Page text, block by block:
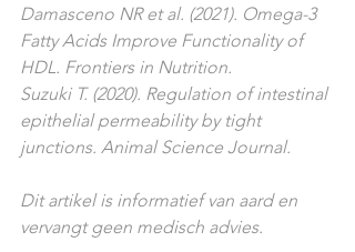
Damasceno NR et al. (2021). Omega-3
Fatty Acids Improve Functionality of
HDL. Frontiers in Nutrition.
Suzuki T. (2020). Regulation of intestinal
epithelial permeability by tight
junctions. Animal Science Journal.
Dit artikel is informatief van aard en
vervangt geen medisch advies.